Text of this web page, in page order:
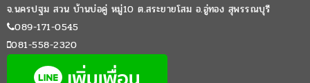
จ.นครปฐม สวน บ้านบ่อคู่ หมู่10 ต.สระยายโสม อ.อู่ทอง สุพรรณบุรี
089-171-0545
081-558-2320